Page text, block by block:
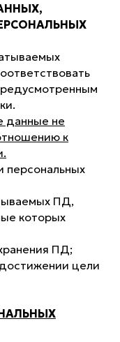
данные не
к
персональных
ПД,
которых
ПД;
цели